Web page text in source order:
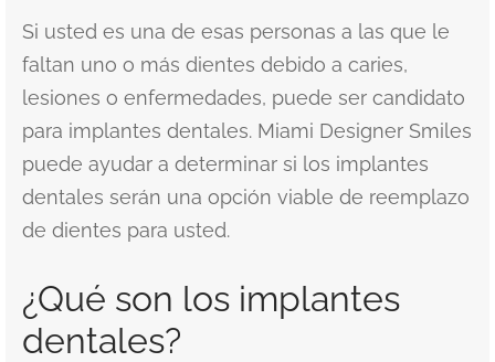
Si usted es una de esas personas a las que le
faltan uno o más dientes debido a caries,
lesiones o enfermedades, puede ser candidato
para implantes dentales. Miami Designer Smiles
puede ayudar a determinar si los implantes
dentales serán una opción viable de reemplazo
de dientes para usted.
¿Qué son los implantes
dentales?